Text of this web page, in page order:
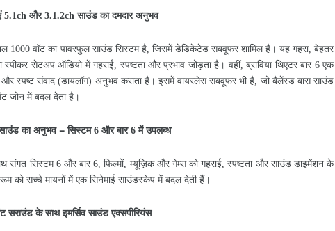
5.1ch और3.1.2chसाउंड का दमदार अनुभव
1000वॉट का पावरफुल साउंड सिस्टम है, जिसमें डेडिकेटेड सबवूफर शामिल है। यह गहरा,बेहतर
स्पीकर सेटअप ऑडियो में गहराई, स्पष्टता और प्रभाव जोड़ता है। वहीं,ब्राविया थिएटर बार6एक
और स्पष्ट संवाद (डायलॉग) अनुभव कराता है। इसमें वायरलेस सबवूफर भी है, जो बैलेंस्ड बास साउंड
जोन में बदल देता है।
का अनुभव – सिस्टम6 और बार6में उपलब्ध
संगत सिस्टम6 और बार6,फिल्मों, म्यूज़िक और गेम्स को गहराई,स्पष्टता और साउंड डाइमेंशन के
रूम को सच्चे मायनों में एक सिनेमाई साउंडस्केप में बदल देती हैं।
सराउंड के साथ इमर्सिव साउंड एक्सपीरियंस